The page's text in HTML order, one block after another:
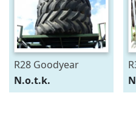
R28 Goodyear
540/75R28
N.o.t.k.